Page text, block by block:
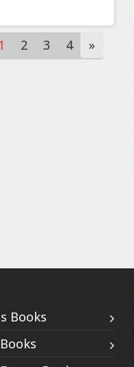
1 2 3 4 »
Books